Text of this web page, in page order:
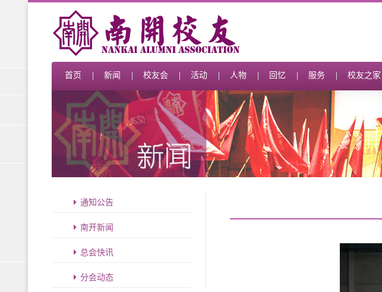
首页 新闻 校友会 活动 人物 回忆 服务 校友之家
通知公告
南开新闻
总会快讯
分会动态